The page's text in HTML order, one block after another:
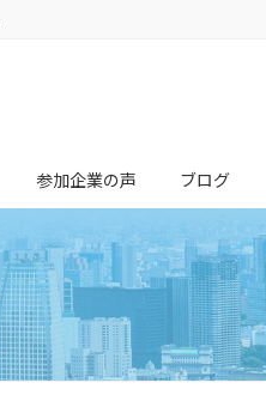
参加企業の声 ブログ